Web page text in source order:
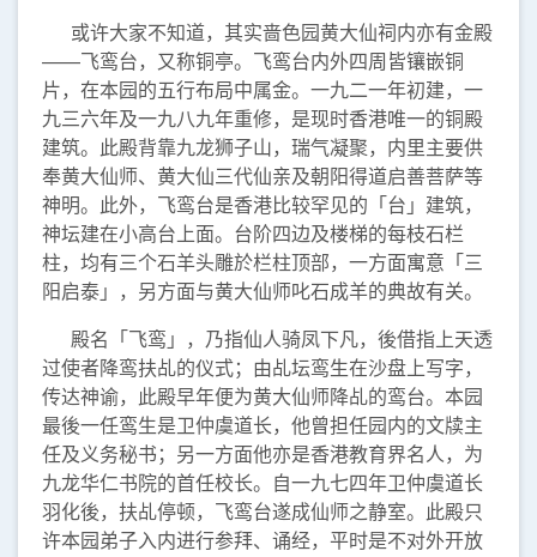
或许大家不知道，其实啬色园黄大仙祠内亦有金殿
——飞鸾台，又称铜亭。飞鸾台内外四周皆镶嵌铜
片，在本园的五行布局中属金。一九二一年初建，一
九三六年及一九八九年重修，是现时香港唯一的铜殿
建筑。此殿背靠九龙狮子山，瑞气凝聚，内里主要供
奉黄大仙师、黄大仙三代仙亲及朝阳得道启善菩萨等
神明。此外，飞鸾台是香港比较罕见的「台」建筑，
神坛建在小高台上面。台阶四边及楼梯的每枝石栏
柱，均有三个石羊头雕於栏柱顶部，一方面寓意「三
阳启泰」，另方面与黄大仙师叱石成羊的典故有关。
殿名「飞鸾」，乃指仙人骑凤下凡，後借指上天透
过使者降鸾扶乩的仪式；由乩坛鸾生在沙盘上写字，
传达神谕，此殿早年便为黄大仙师降乩的鸾台。本园
最後一任鸾生是卫仲虞道长，他曾担任园内的文牍主
任及义务秘书；另一方面他亦是香港教育界名人，为
九龙华仁书院的首任校长。自一九七四年卫仲虞道长
羽化後，扶乩停顿，飞鸾台遂成仙师之静室。此殿只
许本园弟子入内进行参拜、诵经，平时是不对外开放